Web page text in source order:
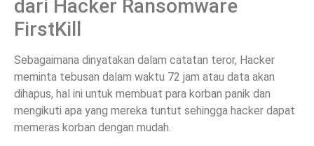
dari Hacker Ransomware
FirstKill
Sebagaimana dinyatakan dalam catatan teror, Hacker
meminta tebusan dalam waktu 72 jam atau data akan
dihapus, hal ini untuk membuat para korban panik dan
mengikuti apa yang mereka tuntut sehingga hacker dapat
memeras korban dengan mudah.